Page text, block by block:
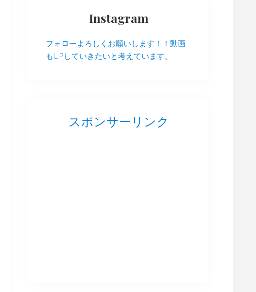
Instagram
フォローよろしくお願いします！！動画
もUPしていきたいと考えています。
スポンサーリンク